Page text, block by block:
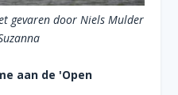
gevaren door Niels Mulder
aan de 'Open